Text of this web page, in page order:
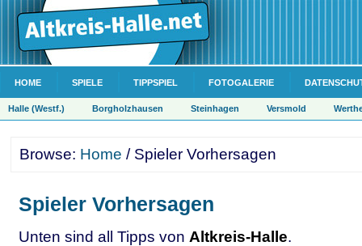
HOME SPIELE TIPPSPIEL FOTOGALERIE
Halle (Westf.) Borgholzhausen Steinhagen Versmold
Browse: Home / Spieler Vorhersagen
Spieler Vorhersagen
Unten sind all Tipps von Altkreis-Halle.